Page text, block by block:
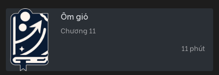
Ôm gió
Chương 11
11 phút